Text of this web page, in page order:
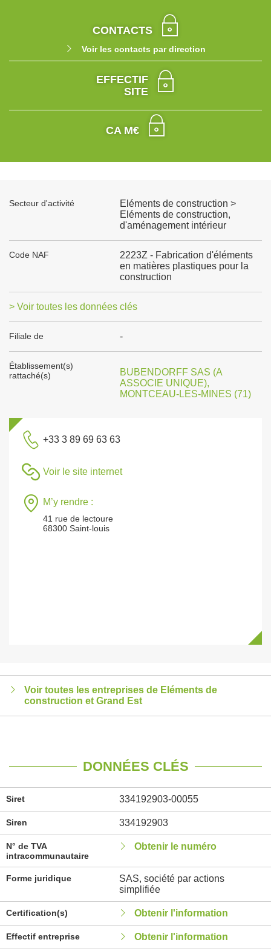
CONTACTS
Voir les contacts par direction
EFFECTIF
SITE
CA M€
Secteur d'activité
Eléments de construction >
Eléments de construction,
d'aménagement intérieur
Code NAF
2223Z - Fabrication d'éléments
en matières plastiques pour la
construction
> Voir toutes les données clés
Filiale de -
Établissement(s)
rattaché(s)
BUBENDORFF SAS (A
ASSOCIE UNIQUE),
MONTCEAU-LES-MINES (71)
+33 3 89 69 63 63
Voir le site internet
M’y rendre :
41 rue de lectoure
68300 Saint-louis
Voir toutes les entreprises de Eléments de
construction et Grand Est
DONNÉES CLÉS
Siret 334192903-00055
Siren 334192903
N° de TVA
intracommunautaire
Obtenir le numéro
Forme juridique
SAS, société par actions
simplifiée
Certification(s) Obtenir l'information
Effectif entreprise Obtenir l'information